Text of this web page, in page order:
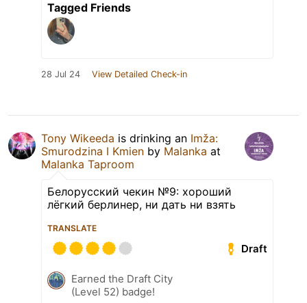
Tagged Friends
28 Jul 24 View Detailed Check-in
Tony Wikeeda is drinking an Imža:
Smurodzina I Kmien by Malanka at
Malanka Taproom
Белорусский чекин №9: хороший
лёгкий берлинер, ни дать ни взять
TRANSLATE
Draft
Earned the Draft City
(Level 52) badge!